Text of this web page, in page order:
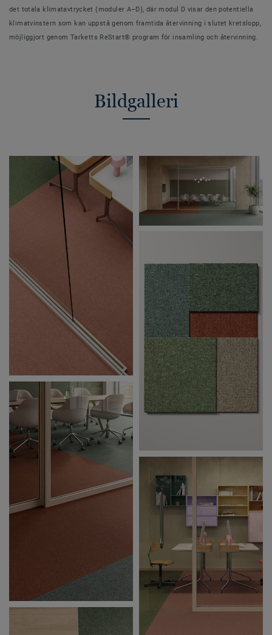
det totala klimatavtrycket (moduler A–D), där modul D visar den potentiella
klimatvinstern som kan uppstå genom framtida återvinning i slutet kretslopp,
möjliggjort genom Tarketts ReStart® program för insamling och återvinning.
Bildgalleri